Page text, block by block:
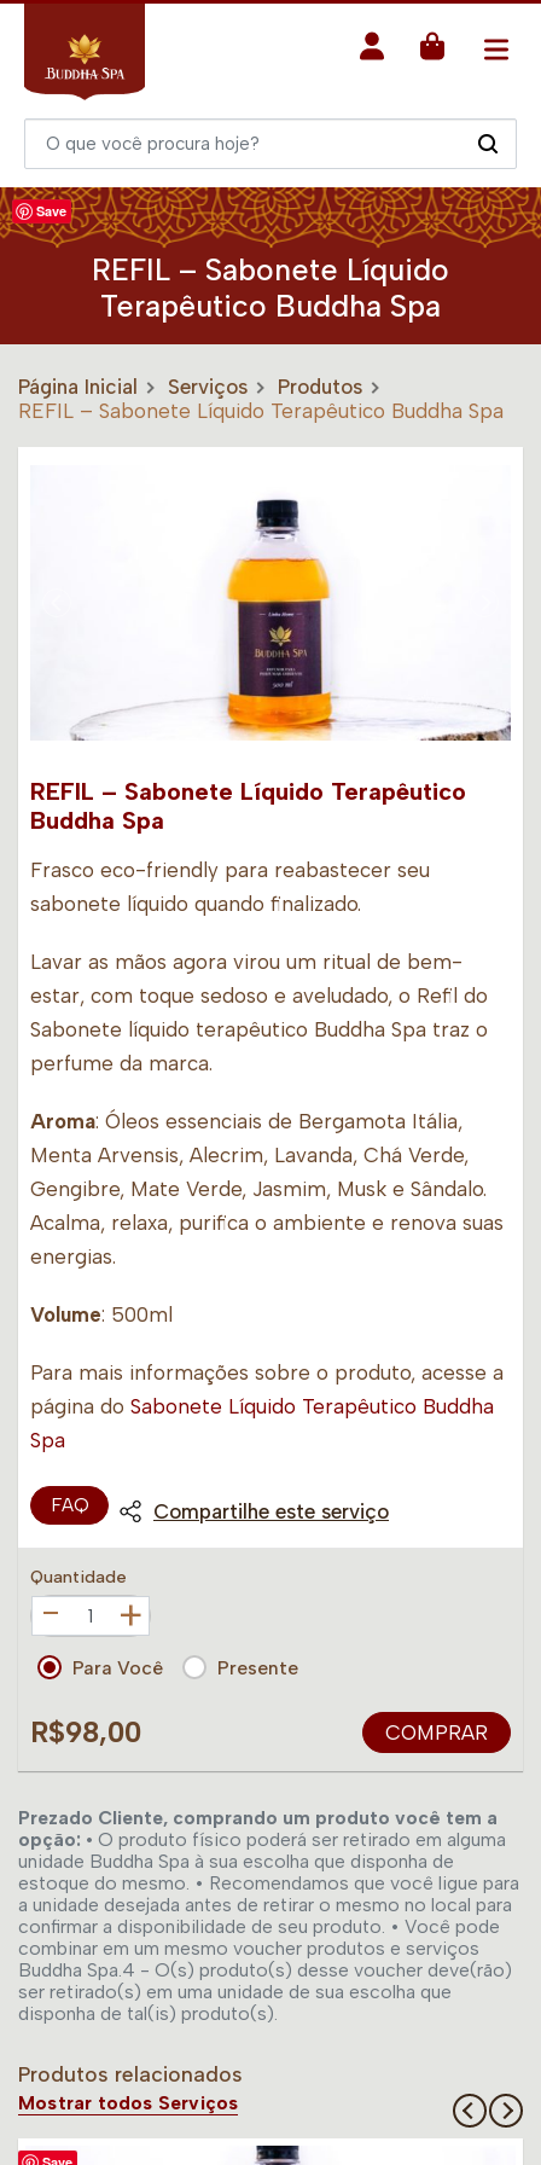
REFIL – Sabonete Líquido
Terapêutico Buddha Spa
Página Inicial Serviços
Produtos
REFIL – Sabonete Líquido Terapêutico Buddha Spa
Save
REFIL – Sabonete Líquido Terapêutico
Buddha Spa
Frasco eco-friendly para reabastecer seu
sabonete líquido quando finalizado.
Lavar as mãos agora virou um ritual de bem-
estar, com toque sedoso e aveludado, o Refil do
Sabonete líquido terapêutico Buddha Spa traz o
perfume da marca.
Aroma: Óleos essenciais de Bergamota Itália,
Menta Arvensis, Alecrim, Lavanda, Chá Verde,
Gengibre, Mate Verde, Jasmim, Musk e Sândalo.
Acalma, relaxa, purifica o ambiente e renova suas
energias.
Volume: 500ml
Para mais informações sobre o produto, acesse a
página do Sabonete Líquido Terapêutico Buddha
Spa
FAQ Compartilhe este serviço
Quantidade
+
Para Você Presente
R$98,00 COMPRAR
Prezado Cliente, comprando um produto você tem a
opção: • O produto físico poderá ser retirado em alguma
unidade Buddha Spa à sua escolha que disponha de
estoque do mesmo. • Recomendamos que você ligue para
a unidade desejada antes de retirar o mesmo no local para
confirmar a disponibilidade de seu produto. • Você pode
combinar em um mesmo voucher produtos e serviços
Buddha Spa.4 - O(s) produto(s) desse voucher deve(rão)
ser retirado(s) em uma unidade de sua escolha que
disponha de tal(is) produto(s).
Produtos relacionados
Mostrar todos Serviços